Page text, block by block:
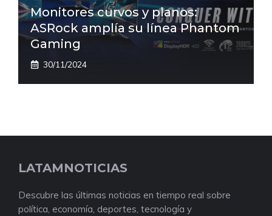
Monitores curvos y planos:
ASRock amplía su línea Phantom
Gaming
30/11/2024
LATAMNOTICIAS
Descubre las últimas noticias en tiempo real sobre
política, economía, deportes, tecnología y